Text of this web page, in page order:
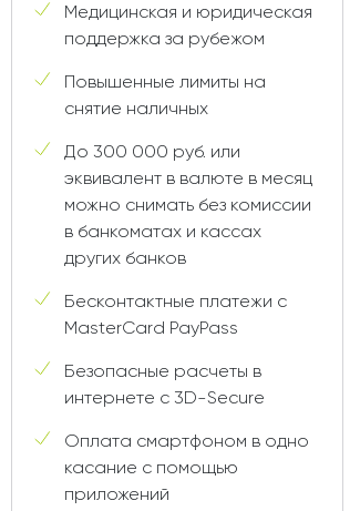
Медицинская и юридическая
поддержка за рубежом
Повышенные лимиты на
снятие наличных
До 300 000 руб. или
эквивалент в валюте в месяц
можно снимать без комиссии
в банкоматах и кассах
других банков
Бесконтактные платежи с
MasterCard PayPass
Безопасные расчеты в
интернете с 3D-Secure
Оплата смартфоном в одно
касание с помощью
приложений